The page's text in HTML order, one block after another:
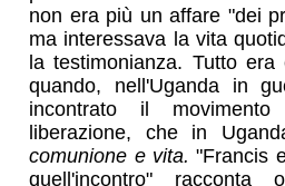
non era più un affare "dei
ma interessava la vita
la testimonianza. Tutto
quando, nell'Uganda in
incontrato il
liberazione, che in
comunione e vita. "Francis
quell'incontro" racconta